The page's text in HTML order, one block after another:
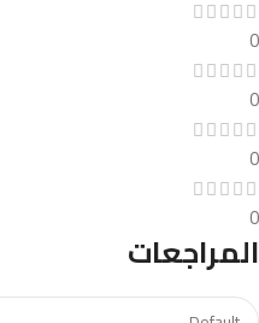
0
0
0
0
المراجعات